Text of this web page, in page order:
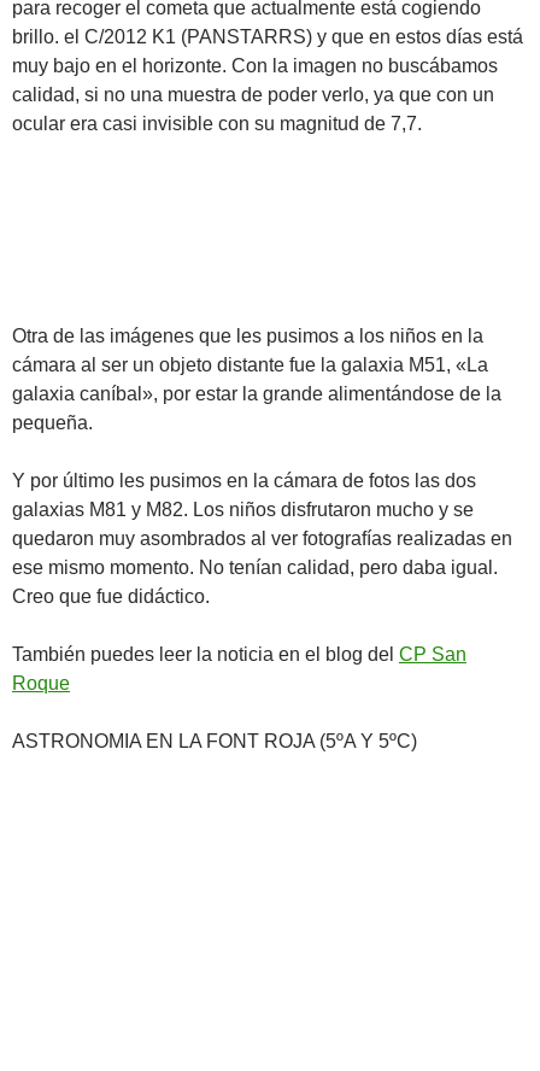
para recoger el cometa que actualmente está cogiendo
brillo. el C/2012 K1 (PANSTARRS) y que en estos días está
muy bajo en el horizonte. Con la imagen no buscábamos
calidad, si no una muestra de poder verlo, ya que con un
ocular era casi invisible con su magnitud de 7,7.
Otra de las imágenes que les pusimos a los niños en la
cámara al ser un objeto distante fue la galaxia M51, «La
galaxia caníbal», por estar la grande alimentándose de la
pequeña.
Y por último les pusimos en la cámara de fotos las dos
galaxias M81 y M82. Los niños disfrutaron mucho y se
quedaron muy asombrados al ver fotografías realizadas en
ese mismo momento. No tenían calidad, pero daba igual.
Creo que fue didáctico.
También puedes leer la noticia en el blog del CP San
Roque
ASTRONOMIA EN LA FONT ROJA (5ºA Y 5ºC)